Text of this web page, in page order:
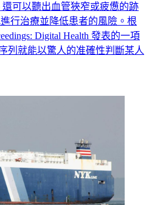
可以聽出血管狹窄或疲憊的跡
行治療並降低患者的風險。根
Digital Health 發表的一項
列就能以驚人的准確性判斷某人